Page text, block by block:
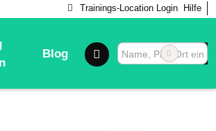
Trainings-Location Login Hilfe
Blog